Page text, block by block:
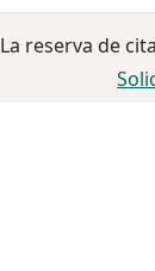
La reserva de